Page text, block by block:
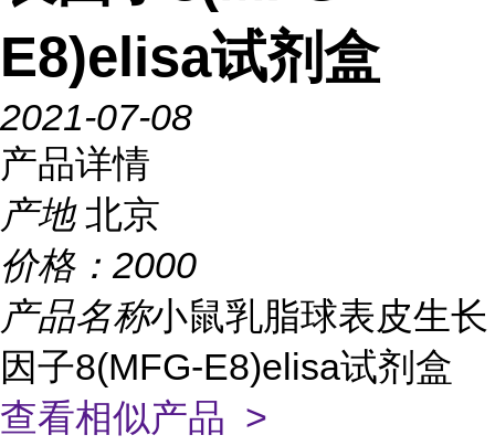
E8)elisa试剂盒
2021-07-08
产品详情
产地 北京
价格： 2000
产品名称小鼠乳脂球表皮生长
因子8(MFG-E8)elisa试剂盒
查看相似产品 >